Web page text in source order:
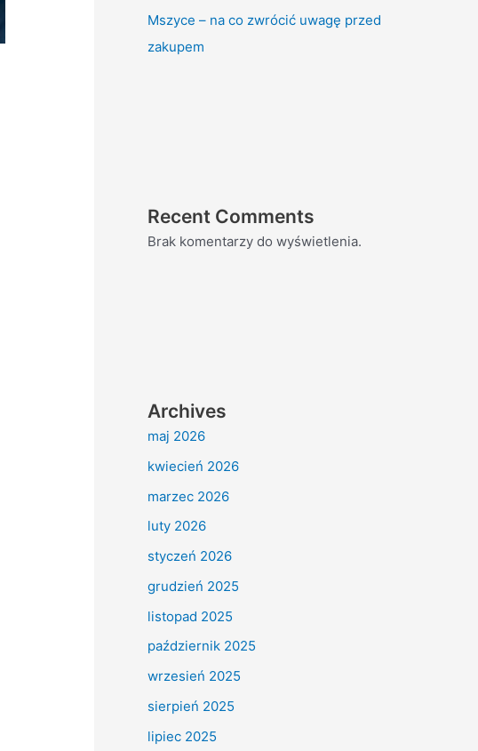
Mszyce – na co zwrócić uwagę przed
zakupem
Recent Comments
Brak komentarzy do wyświetlenia.
Archives
maj 2026
kwiecień 2026
marzec 2026
luty 2026
styczeń 2026
grudzień 2025
listopad 2025
październik 2025
wrzesień 2025
sierpień 2025
lipiec 2025